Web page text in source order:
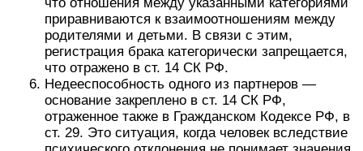
приравниваются к взаимоотношениям между
родителями и детьми. В связи с этим,
регистрация брака категорически запрещается,
что отражено в ст. 14 СК РФ.
Недееспособность одного из партнеров —
основание закреплено в ст. 14 СК РФ,
отраженное также в Гражданском Кодексе РФ, в
ст. 29. Это ситуация, когда человек вследствие